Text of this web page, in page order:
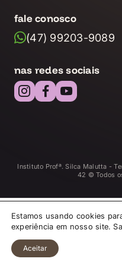
fale conosco
(47) 99203-9089
nas redes sociais
Instituto Profª. Silca Malutta -
42 © Todos
Estamos usando cookies
experiência em nosso site.
Aceitar